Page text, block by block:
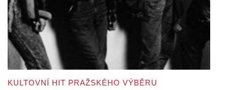
KULTOVNÍ HIT PRAŽSKÉHO VÝBĚRU